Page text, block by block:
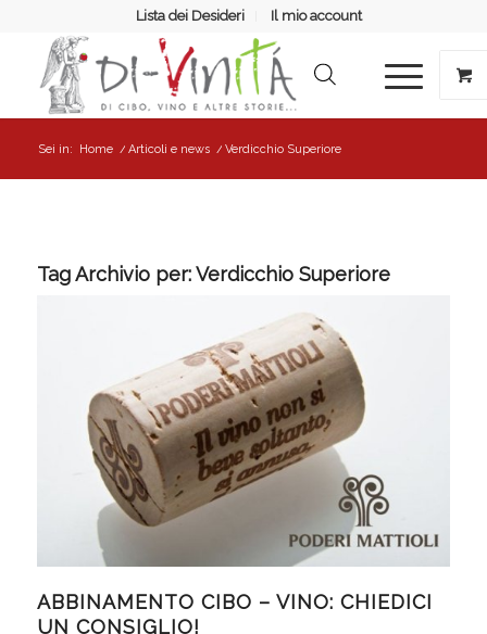
Lista dei Desideri Il mio account
Sei in: Home / Articoli e news / Verdicchio Superiore
Tag Archivio per:Verdicchio Superiore
ABBINAMENTO CIBO – VINO: CHIEDICI
UN CONSIGLIO!